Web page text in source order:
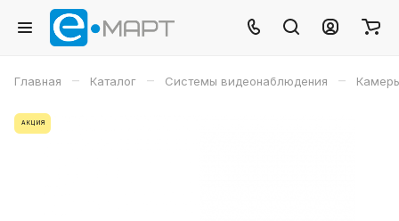
Главная – Каталог – Системы видеонаблюдения –
АКЦИЯ